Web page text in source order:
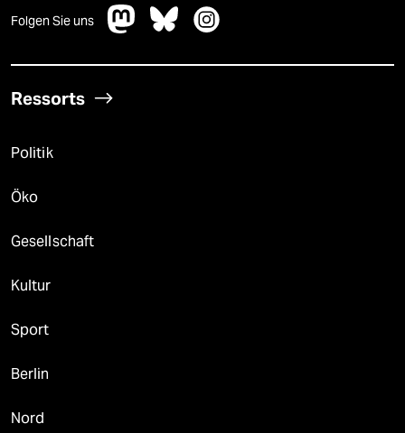
Folgen Sie uns
Ressorts
Politik
Öko
Gesellschaft
Kultur
Sport
Berlin
Nord